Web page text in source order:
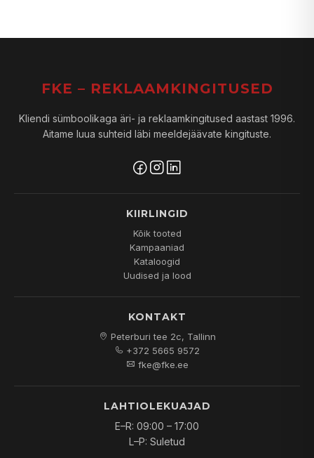
FKE – REKLAAMKINGITUSED
Kliendi sümboolikaga äri- ja reklaamkingitused aastast 1996.
Aitame luua suhteid läbi meeldejäävate kingituste.
KIIRLINGID
Kõik tooted
Kampaaniad
Kataloogid
Uudised ja lood
KONTAKT
Peterburi tee 2c, Tallinn
+372 5665 9572
fke@fke.ee
LAHTIOLEKUAJAD
E–R: 09:00 – 17:00
L–P: Suletud